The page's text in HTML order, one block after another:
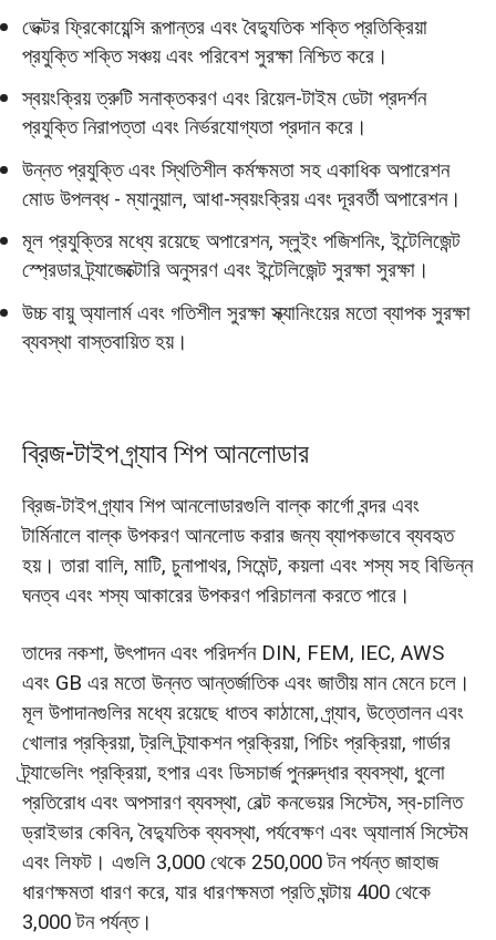
ভেক্টর ফ্রিকোয়েন্সি রূপান্তর এবং বৈদ্যুতিক শক্তি প্রতিক্রিয়া
প্রযুক্তি শক্তি সঞ্চয় এবং পরিবেশ সুরক্ষা নিশ্চিত করে।
স্বয়ংক্রিয় ত্রুটি সনাক্তকরণ এবং রিয়েল-টাইম ডেটা প্রদর্শন
প্রযুক্তি নিরাপত্তা এবং নির্ভরযোগ্যতা প্রদান করে।
উন্নত প্রযুক্তি এবং স্থিতিশীল কর্মক্ষমতা সহ একাধিক অপারেশন
মোড উপলব্ধ - ম্যানুয়াল, আধা-স্বয়ংক্রিয় এবং দূরবর্তী অপারেশন।
মূল প্রযুক্তির মধ্যে রয়েছে অপারেশন, স্লুইং পজিশনিং, ইন্টেলিজেন্ট
স্প্রেডার ট্র্যাজেক্টোরি অনুসরণ এবং ইন্টেলিজেন্ট সুরক্ষা সুরক্ষা।
উচ্চ বায়ু অ্যালার্ম এবং গতিশীল সুরক্ষা স্ক্যানিংয়ের মতো ব্যাপক সুরক্ষা
ব্যবস্থা বাস্তবায়িত হয়।
ব্রিজ-টাইপ গ্র্যাব শিপ আনলোডার
ব্রিজ-টাইপ গ্র্যাব শিপ আনলোডারগুলি বাল্ক কার্গো বন্দর এবং
টার্মিনালে বাল্ক উপকরণ আনলোড করার জন্য ব্যাপকভাবে ব্যবহৃত
হয়। তারা বালি, মাটি, চুনাপাথর, সিমেন্ট, কয়লা এবং শস্য সহ বিভিন্ন
ঘনত্ব এবং শস্য আকারের উপকরণ পরিচালনা করতে পারে।
তাদের নকশা, উৎপাদন এবং পরিদর্শন DIN, FEM, IEC, AWS
এবং GB এর মতো উন্নত আন্তর্জাতিক এবং জাতীয় মান মেনে চলে।
মূল উপাদানগুলির মধ্যে রয়েছে ধাতব কাঠামো, গ্র্যাব, উত্তোলন এবং
খোলার প্রক্রিয়া, ট্রলি ট্র্যাকশন প্রক্রিয়া, পিচিং প্রক্রিয়া, গার্ডার
ট্র্যাভেলিং প্রক্রিয়া, হপার এবং ডিসচার্জ পুনরুদ্ধার ব্যবস্থা, ধুলো
প্রতিরোধ এবং অপসারণ ব্যবস্থা, বেল্ট কনভেয়র সিস্টেম, স্ব-চালিত
ড্রাইভার কেবিন, বৈদ্যুতিক ব্যবস্থা, পর্যবেক্ষণ এবং অ্যালার্ম সিস্টেম
এবং লিফট। এগুলি 3,000 থেকে 250,000 টন পর্যন্ত জাহাজ
ধারণক্ষমতা ধারণ করে, যার ধারণক্ষমতা প্রতি ঘন্টায় 400 থেকে
3,000 টন পর্যন্ত।